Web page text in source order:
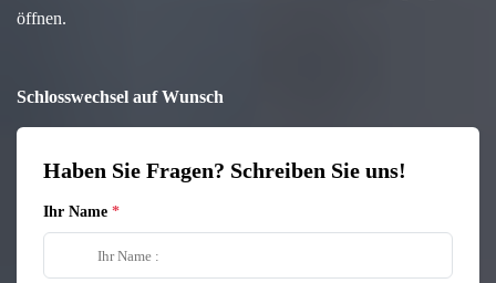
öffnen.
Schlosswechsel auf Wunsch
Haben Sie Fragen? Schreiben Sie uns!
Ihr Name